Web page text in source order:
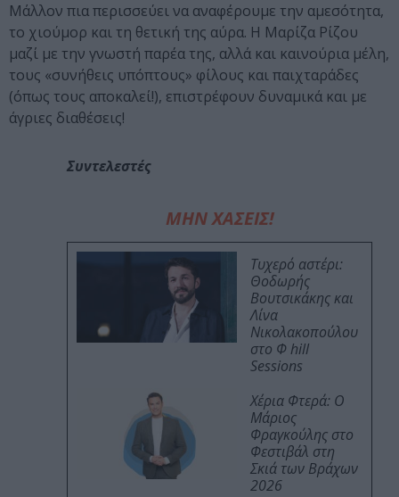
Μάλλον πια περισσεύει να αναφέρουμε την αμεσότητα,
το χιούμορ και τη θετική της αύρα. Η Μαρίζα Ρίζου
μαζί με την γνωστή παρέα της, αλλά και καινούρια μέλη,
τους «συνήθεις υπόπτους» φίλους και παιχταράδες
(όπως τους αποκαλεί!), επιστρέφουν δυναμικά και με
άγριες διαθέσεις!
Συντελεστές
ΜΗΝ ΧΑΣΕΙΣ!
Τυχερό αστέρι:
Θοδωρής
Βουτσικάκης και
Λίνα
Νικολακοπούλου
στο Φ hill
Sessions
Χέρια Φτερά: Ο
Μάριος
Φραγκούλης στο
Φεστιβάλ στη
Σκιά των Βράχων
2026